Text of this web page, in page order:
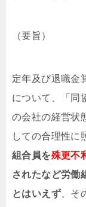
（要旨）
定年及び退職金
について、「同
の会社の経営状
しての合理性に
組合員を殊更不
されたなど労働
とはいえず、そ